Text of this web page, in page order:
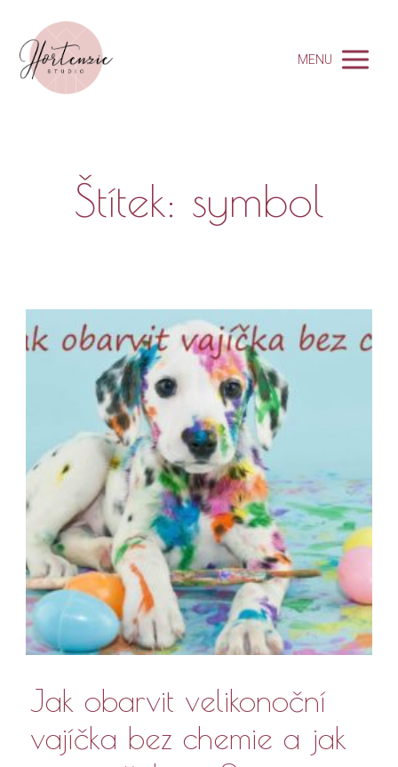
MENU
Štítek: symbol
Jak obarvit velikonoční
vajíčka bez chemie a jak